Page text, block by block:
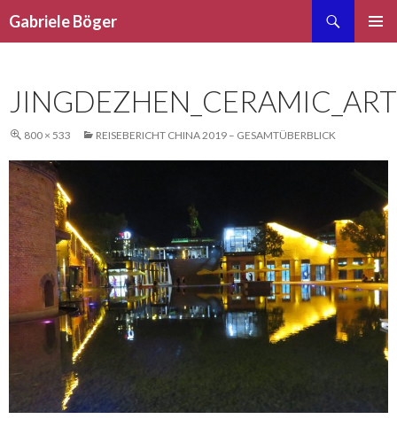
Gabriele Böger
800 × 533 REISEBERICHT CHINA 2019 – GESAMTÜBERBLICK